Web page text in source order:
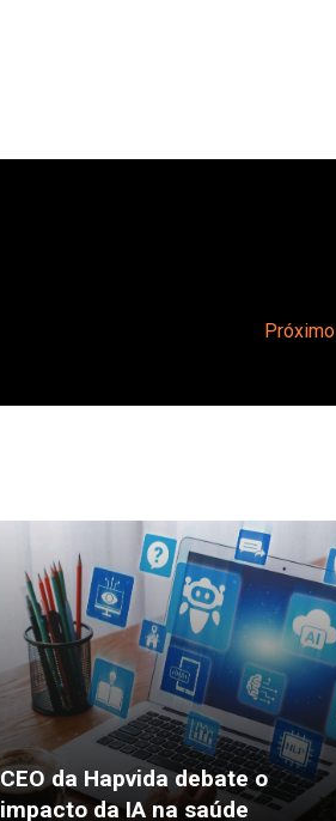
Próximo
CEO da Hapvida debate o
impacto da IA na saúde